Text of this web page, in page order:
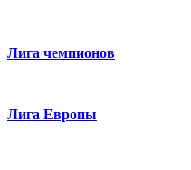
Лига чемпионов
Лига Европы